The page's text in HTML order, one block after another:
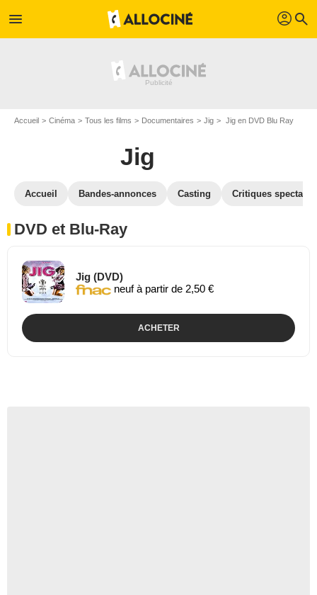
menu profil search
Accueil Cinéma Tous les films Documentaires Jig Jig en DVD Blu Ray
Jig
Accueil Bandes-annonces Casting Critiques
DVD et Blu-Ray
Jig (DVD)
neuf à partir de 2,50 €
ACHETER